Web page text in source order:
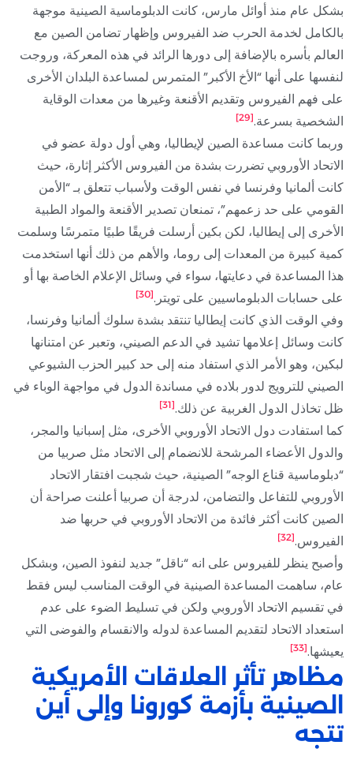
بشكل عام منذ أوائل مارس، كانت الدبلوماسية الصينية موجهة
بالكامل لخدمة الحرب ضد الفيروس وإظهار تضامن الصين مع
العالم بأسره بالإضافة إلى دورها الرائد في هذه المعركة، وروجت
لنفسها على أنها “الأخ الأكبر” المتمرس لمساعدة البلدان الأخرى
على فهم الفيروس وتقديم الأقنعة وغيرها من معدات الوقاية
الشخصية بسرعة.[29]
وربما كانت مساعدة الصين لإيطاليا، وهي أول دولة عضو في
الاتحاد الأوروبي تضررت بشدة من الفيروس الأكثر إثارة، حيث
كانت ألمانيا وفرنسا في نفس الوقت ولأسباب تتعلق بـ “الأمن
القومي على حد زعمهم”، تمنعان تصدير الأقنعة والمواد الطبية
الأخرى إلى إيطاليا، لكن بكين أرسلت فريقًا طبيًا متمرسًا وسلمت
كمية كبيرة من المعدات إلى روما، والأهم من ذلك أنها استخدمت
هذا المساعدة في دعايتها، سواء في وسائل الإعلام الخاصة بها أو
على حسابات الدبلوماسيين على تويتر.[30]
وفي الوقت الذي كانت إيطاليا تنتقد بشدة سلوك ألمانيا وفرنسا،
كانت وسائل إعلامها تشيد في الدعم الصيني، وتعبر عن امتنانها
لبكين، وهو الأمر الذي استفاد منه إلى حد كبير الحزب الشيوعي
الصيني للترويج لدور بلاده في مساندة الدول في مواجهة الوباء في
ظل تخاذل الدول الغربية عن ذلك.[31]
كما استفادت دول الاتحاد الأوروبي الأخرى، مثل إسبانيا والمجر،
والدول الأعضاء المرشحة للانضمام إلى الاتحاد مثل صربيا من
“دبلوماسية قناع الوجه” الصينية، حيث شجبت افتقار الاتحاد
الأوروبي للتفاعل والتضامن، لدرجة أن صربيا أعلنت صراحة أن
الصين كانت أكثر فائدة من الاتحاد الأوروبي في حربها ضد
الفيروس.[32]
وأصبح ينظر للفيروس على انه “ناقل” جديد لنفوذ الصين، وبشكل
عام، ساهمت المساعدة الصينية في الوقت المناسب ليس فقط
في تقسيم الاتحاد الأوروبي ولكن في تسليط الضوء على عدم
استعداد الاتحاد لتقديم المساعدة لدوله والانقسام والفوضى التي
يعيشها.[33]
مظاهر تأثر العلاقات الأمريكية
الصينية بأزمة كورونا وإلى أين
تتجه